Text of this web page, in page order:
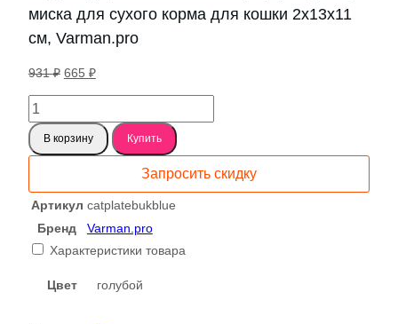
миска для сухого корма для кошки 2х13х11
см, Varman.pro
931₽ Первоначальная
665 ₽Текущая
Количество
товара
Поднос
деревянный
бук,
голубой,
миска
сухого
В корзину Купить
Запросить скидку
Артикул catplatebukblue
Бренд
Varman.pro
Характеристики товара
Цвет голубой